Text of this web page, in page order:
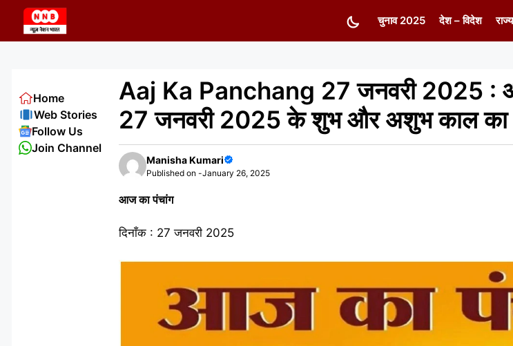
content
चुनाव 2025 देश – विदेश राज्य
Aaj Ka Panchang 27 जनवरी 2025 :
27 जनवरी 2025 के शुभ और अशुभ काल का
Manisha Kumari
Published on -January 26, 2025
आज का पंचांग
दिनाँक : 27 जनवरी 2025
Home
Web Stories
Follow Us
Join Channel